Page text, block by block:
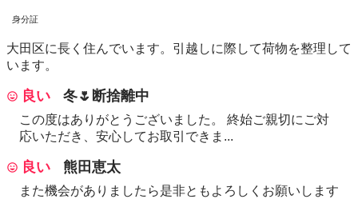
身分証
大田区に長く住んでいます。引越しに際して荷物を整理して
います。
良い 冬🌷断捨離中
この度はありがとうございました。 終始ご親切にご対
応いただき、安心してお取引できま...
良い 熊田恵太
また機会がありましたら是非ともよろしくお願いします